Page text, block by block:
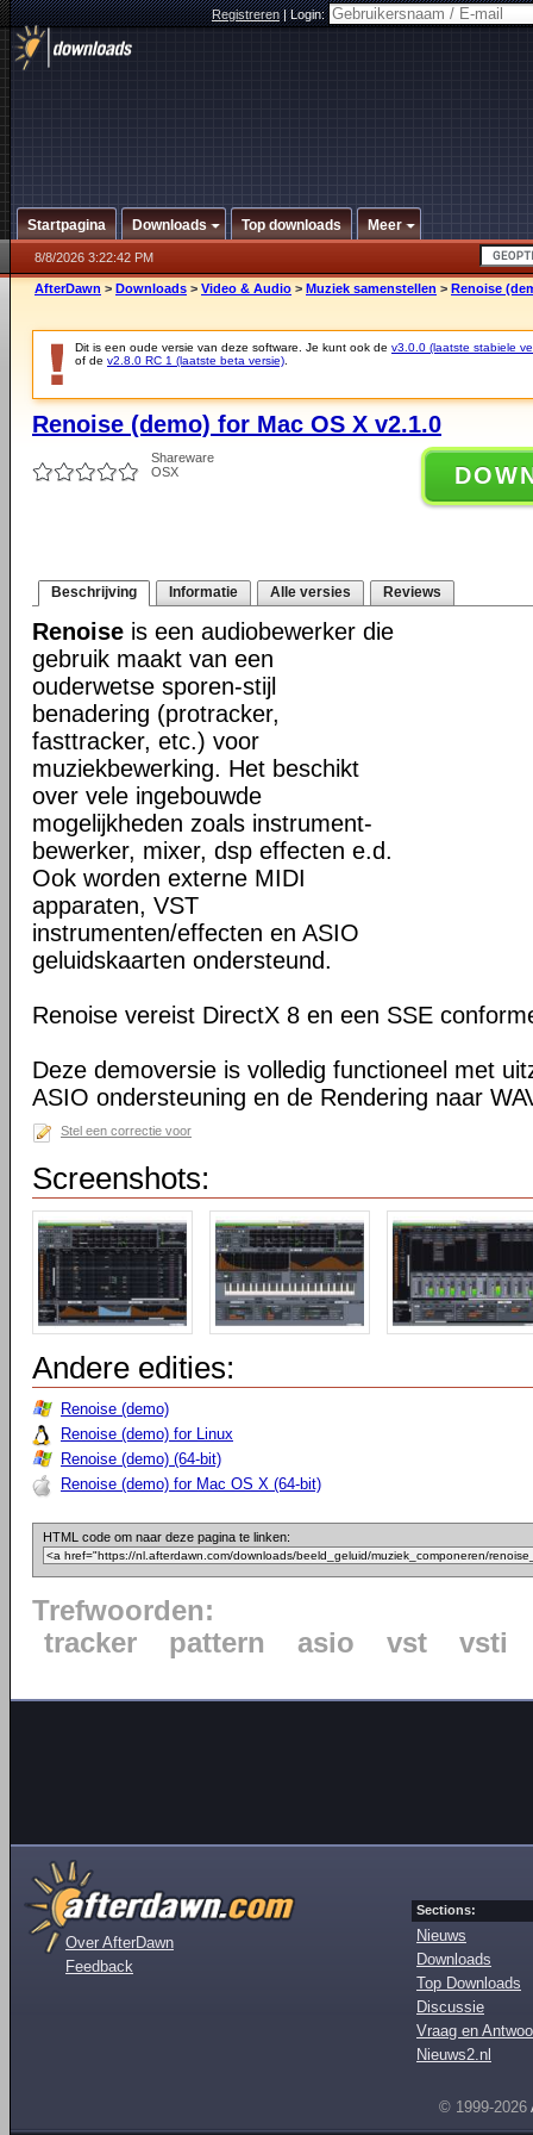
Registreren|Login:
Startpagina Downloads Top downloads Meer
8/8/2026 3:22:42 PM
AfterDawn > Downloads > Video & Audio > Muziek samenstellen > Renoise
Dit is een oude versie van deze software. Je kunt ook de v3.0.0 (laatste stabiele
of de v2.8.0 RC 1 (laatste beta versie)
Renoise (demo) for Mac OS X v2.1.0
Shareware
OSX
Beschrijving Informatie Alle versies Reviews
Renoise is een audiobewerker die
gebruik maakt van een
ouderwetse sporen-stijl
benadering (protracker,
fasttracker, etc.) voor
muziekbewerking. Het beschikt
over vele ingebouwde
mogelijkheden zoals instrument-
bewerker, mixer, dsp effecten e.d.
Ook worden externe MIDI
apparaten, VST
instrumenten/effecten en ASIO
geluidskaarten ondersteund.
Renoise vereist DirectX 8 en een SSE
Deze demoversie is volledig functioneel met
ASIO ondersteuning en de Rendering naar
Stel een correctie voor
Screenshots:
Andere edities:
Renoise (demo)
Renoise (demo) for Linux
Renoise (demo) (64-bit)
Renoise (demo) for Mac OS X (64-bit)
HTML code om naar deze pagina te linken:
Trefwoorden:
tracker
pattern asio vst vsti
Over AfterDawn
Feedback
Sections:
Nieuws
Downloads
Top Downloads
Discussie
Vraag en
Nieuws2.nl
© 1999-2026